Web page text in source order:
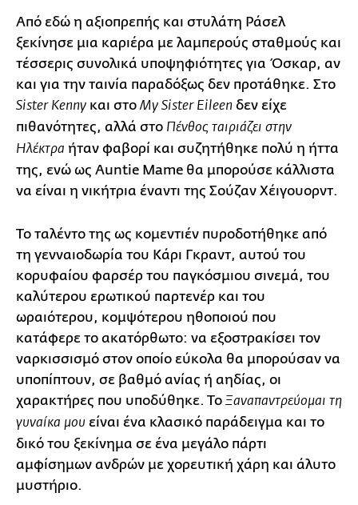
Από εδώ η αξιοπρεπής και στυλάτη Ράσελ
ξεκίνησε μια καριέρα με λαμπερούς σταθμούς και
τέσσερις συνολικά υποψηφιότητες για Όσκαρ, αν
και για την ταινία παραδόξως δεν προτάθηκε. Στο
Sister Kenny και στο My Sister Eileen δεν είχε
πιθανότητες, αλλά στο Πένθος ταιριάζει στην
Ηλέκτρα ήταν φαβορί και συζητήθηκε πολύ η ήττα
της, ενώ ως Auntie Mame θα μπορούσε κάλλιστα
να είναι η νικήτρια έναντι της Σούζαν Χέιγουορντ.
Το ταλέντο της ως κομεντιέν πυροδοτήθηκε από
τη γενναιοδωρία του Κάρι Γκραντ, αυτού του
κορυφαίου φαρσέρ του παγκόσμιου σινεμά, του
καλύτερου ερωτικού παρτενέρ και του
ωραιότερου, κομψότερου ηθοποιού που
κατάφερε το ακατόρθωτο: να εξοστρακίσει τον
ναρκισσισμό στον οποίο εύκολα θα μπορούσαν να
υποπίπτουν, σε βαθμό ανίας ή αηδίας, οι
χαρακτήρες που υποδύθηκε. Το Ξαναπαντρεύομαι τη
γυναίκα μου είναι ένα κλασικό παράδειγμα και το
δικό του ξεκίνημα σε ένα μεγάλο πάρτι
αμφίσημων ανδρών με χορευτική χάρη και άλυτο
μυστήριο.